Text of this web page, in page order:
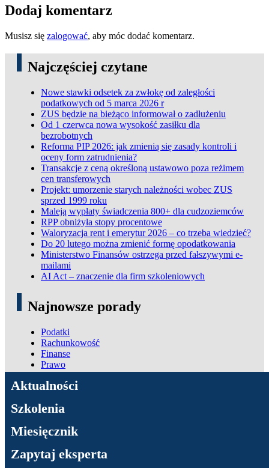
Dodaj komentarz
Musisz się zalogować, aby móc dodać komentarz.
Najczęściej czytane
Nowe stawki odsetek za zwłokę od zaległości
podatkowych od 5 marca 2026 r
ZUS będzie na bieżąco informował o zadłużeniu
Od 1 czerwca nowa wysokość zasiłku dla
bezrobotnych
Reforma PIP 2026: jak zmienią się zasady kontroli i
oceny form zatrudnienia?
Transakcje z ceną określoną ustawowo poza reżimem
cen transferowych
Projekt: umorzenie starych należności wobec ZUS
sprzed 1999 roku
Maleją wypłaty świadczenia 800+ dla cudzoziemców
RPP obniżyła stopy procentowe
Waloryzacja rent i emerytur 2026 – co trzeba wiedzieć?
Do 20 lutego można zmienić formę opodatkowania
Ministerstwo Finansów ostrzega przed fałszywymi e-
mailami
AI Act – znaczenie dla firm szkoleniowych
Najnowsze porady
Podatki
Rachunkowość
Finanse
Prawo
ADN Podatki
Aktualności
Szkolenia
Miesięcznik
Zapytaj eksperta